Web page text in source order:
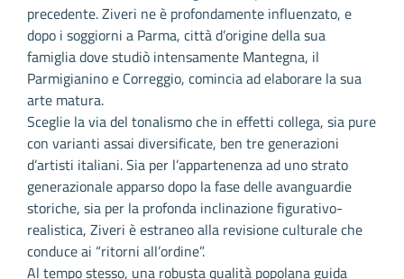
precedente. Ziveri ne è profondamente influenzato, e
dopo i soggiorni a Parma, città d’origine della sua
famiglia dove studiò intensamente Mantegna, il
Parmigianino e Correggio, comincia ad elaborare la sua
arte matura.
Sceglie la via del tonalismo che in effetti collega, sia pure
con varianti assai diversificate, ben tre generazioni
d’artisti italiani. Sia per l’appartenenza ad uno strato
generazionale apparso dopo la fase delle avanguardie
storiche, sia per la profonda inclinazione figurativo-
realistica, Ziveri è estraneo alla revisione culturale che
conduce ai “ritorni all’ordine”.
Al tempo stesso, una robusta qualità popolana guida